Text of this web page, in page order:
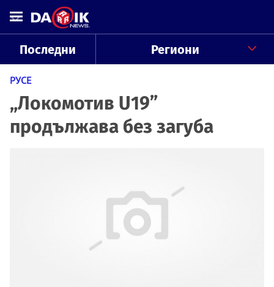
Последни Региони
РУСЕ
„Локомотив U19”
продължава без загуба